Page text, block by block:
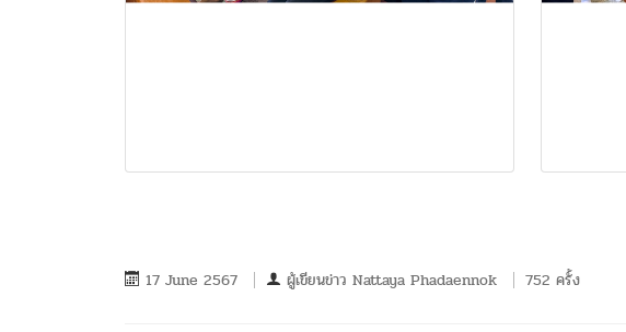
17 June 2567 ผู้เขียนข่าว Nattaya Phadaennok 752 ครั้ง